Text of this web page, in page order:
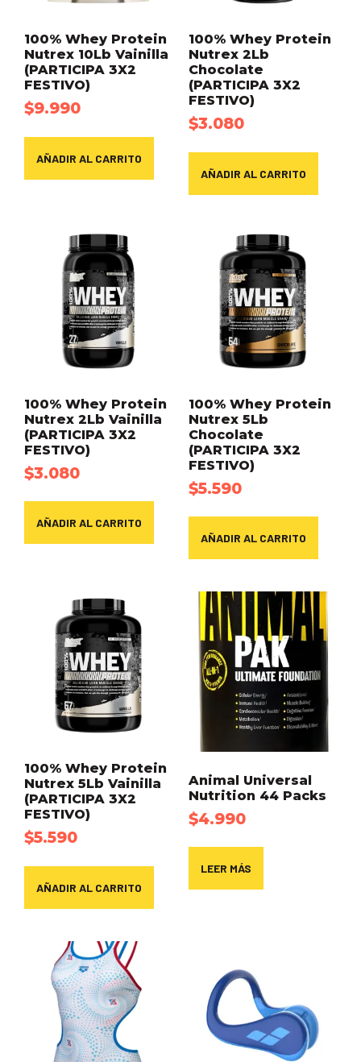
100% Whey Protein
Nutrex 10Lb Vainilla
(PARTICIPA 3X2
FESTIVO)
$9.990
AÑADIR AL CARRITO
100% Whey Protein
Nutrex 2Lb
Chocolate
(PARTICIPA 3X2
FESTIVO)
$3.080
AÑADIR AL CARRITO
100% Whey Protein
Nutrex 2Lb Vainilla
(PARTICIPA 3X2
FESTIVO)
$3.080
AÑADIR AL CARRITO
100% Whey Protein
Nutrex 5Lb
Chocolate
(PARTICIPA 3X2
FESTIVO)
$5.590
AÑADIR AL CARRITO
100% Whey Protein
Nutrex 5Lb Vainilla
(PARTICIPA 3X2
FESTIVO)
$5.590
AÑADIR AL CARRITO
Animal Universal
Nutrition 44 Packs
$4.990
LEER MÁS